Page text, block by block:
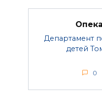
Департамент
детей
0